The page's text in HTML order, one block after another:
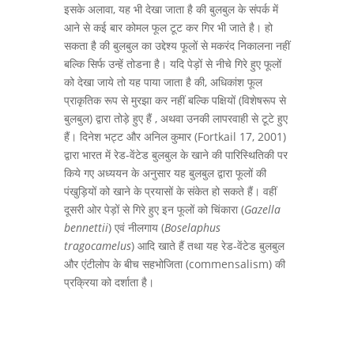
इसके अलावा, यह भी देखा जाता है की बुलबुल के संपर्क में
आने से कई बार कोमल फूल टूट कर गिर भी जाते है। हो
सकता है की बुलबुल का उद्देश्य फूलों से मकरंद निकालना नहीं
बल्कि सिर्फ उन्हें तोडना है। यदि पेड़ों से नीचे गिरे हुए फूलों
को देखा जाये तो यह पाया जाता है की, अधिकांश फूल
प्राकृतिक रूप से मुरझा कर नहीं बल्कि पक्षियों (विशेषरूप से
बुलबुल) द्वारा तोड़े हुए हैं , अथवा उनकी लापरवाही से टूटे हुए
हैं। दिनेश भट्ट और अनिल कुमार (Fortkail 17, 2001)
द्वारा भारत में रेड-वेंटेड बुलबुल के खाने की पारिस्थितिकी पर
किये गए अध्ययन के अनुसार यह बुलबुल द्वारा फूलों की
पंखुड़ियों को खाने के प्रयासों के संकेत हो सकते हैं। वहीं
दूसरी ओर पेड़ों से गिरे हुए इन फूलों को चिंकारा (Gazella
bennettii) एवं नीलगाय (Boselaphus
tragocamelus) आदि खाते हैं तथा यह रेड-वेंटेड बुलबुल
और एंटीलोप के बीच सहभोजिता (commensalism) की
प्रक्रिया को दर्शाता है।